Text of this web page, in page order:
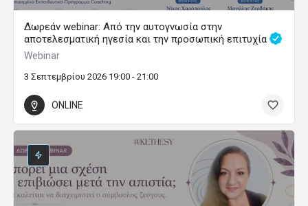
Δωρεάν webinar: Από την αυτογνωσία στην
αποτελεσματική ηγεσία και την προσωπική επιτυχία
Webinar
3 Σεπτεμβρίου 2026 19:00 - 21:00
ONLINE